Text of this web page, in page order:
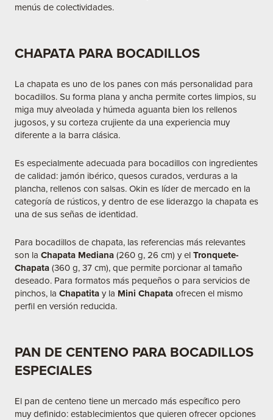
menús de colectividades.
CHAPATA PARA BOCADILLOS
La chapata es uno de los panes con más personalidad para
bocadillos. Su forma plana y ancha permite cortes limpios, su
miga muy alveolada y húmeda aguanta bien los rellenos
jugosos, y su corteza crujiente da una experiencia muy
diferente a la barra clásica.
Es especialmente adecuada para bocadillos con ingredientes
de calidad: jamón ibérico, quesos curados, verduras a la
plancha, rellenos con salsas. Okin es líder de mercado en la
categoría de rústicos, y dentro de ese liderazgo la chapata es
una de sus señas de identidad.
Para bocadillos de chapata, las referencias más relevantes
son la Chapata Mediana (260 g, 26 cm) y el Tronquete-
Chapata (360 g, 37 cm), que permite porcionar al tamaño
deseado. Para formatos más pequeños o para servicios de
pinchos, la Chapatita y la Mini Chapata ofrecen el mismo
perfil en versión reducida.
PAN DE CENTENO PARA BOCADILLOS
ESPECIALES
El pan de centeno tiene un mercado más específico pero
muy definido: establecimientos que quieren ofrecer opciones